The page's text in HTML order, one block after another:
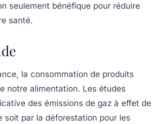
seulement bénéfique pour réduire
santé.
la consommation de produits
notre alimentation. Les études
des émissions de gaz à effet de
soit par la déforestation pour les